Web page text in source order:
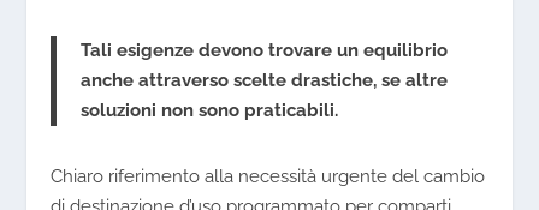
Tali esigenze devono trovare un equilibrio
anche attraverso scelte drastiche, se altre
soluzioni non sono praticabili.
Chiaro riferimento alla necessità urgente del cambio